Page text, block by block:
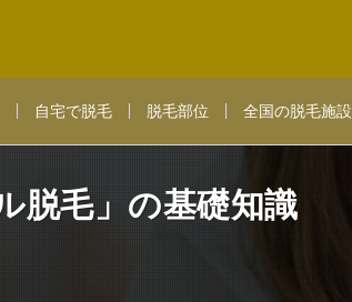
自宅で脱毛 脱毛部位 全国の脱毛施設
脱毛」の基礎知識